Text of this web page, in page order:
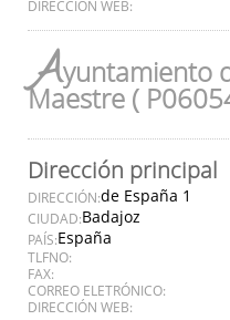
DIRECCIÓN WEB:
Ayuntamiento
Maestre (
Dirección principal
DIRECCIÓN:de España 1
CIUDAD:Badajoz
PAÍS:España
TLFNO:
FAX:
CORREO ELETRÓNICO:
DIRECCIÓN WEB: